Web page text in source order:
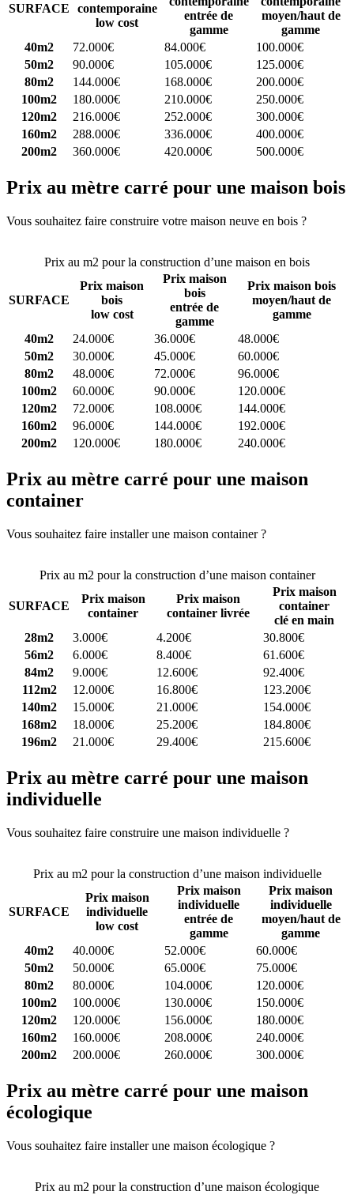
SURFACE
contemporaine
low cost
entrée de
gamme
moyen/haut de
gamme
40m2
72.000€ 84.000€
100.000€
50m2
90.000€ 105.000€
125.000€
80m2
144.000€ 168.000€
200.000€
100m2
180.000€ 210.000€
250.000€
120m2
216.000€ 252.000€
300.000€
160m2
288.000€ 336.000€
400.000€
200m2
360.000€ 420.000€ 500.000€
Prix au mètre carré pour une maison bois
Vous souhaitez faire construire votre maison neuve en bois ?
Prix au m2 pour la construction d’une maison en bois
SURFACE
Prix maison
bois
low cost
Prix maison
bois
entrée de
gamme
Prix maison bois
moyen/haut de
gamme
40m2
24.000€ 36.000€
48.000€
50m2
30.000€ 45.000€
60.000€
80m2
48.000€ 72.000€
96.000€
100m2
60.000€ 90.000€
120.000€
120m2
72.000€ 108.000€
144.000€
160m2
96.000€ 144.000€
192.000€
200m2
120.000€ 180.000€ 240.000€
Prix au mètre carré pour une maison
container
Vous souhaitez faire installer une maison container ?
Prix au m2 pour la construction d’une maison container
SURFACE
Prix maison
container
Prix maison
container livrée
Prix maison
container
clé en main
28m2
3.000€ 4.200€
30.800€
56m2
6.000€ 8.400€
61.600€
84m2
9.000€ 12.600€
92.400€
112m2
12.000€ 16.800€
123.200€
140m2
15.000€ 21.000€
154.000€
168m2
18.000€ 25.200€
184.800€
196m2
21.000€ 29.400€ 215.600€
Prix au mètre carré pour une maison
individuelle
Vous souhaitez faire construire une maison individuelle ?
Prix au m2 pour la construction d’une maison individuelle
SURFACE
Prix maison
individuelle
low cost
Prix maison
individuelle
entrée de
gamme
Prix maison
individuelle
moyen/haut de
gamme
40m2
40.000€ 52.000€
60.000€
50m2
50.000€ 65.000€
75.000€
80m2
80.000€ 104.000€
120.000€
100m2
100.000€ 130.000€
150.000€
120m2
120.000€ 156.000€
180.000€
160m2
160.000€ 208.000€
240.000€
200m2
200.000€ 260.000€ 300.000€
Prix au mètre carré pour une maison
écologique
Vous souhaitez faire installer une maison écologique ?
Prix au m2 pour la construction d’une maison écologique